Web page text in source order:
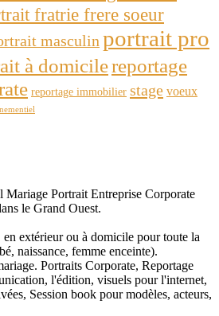
fratrie frere soeur
masculin portrait pro
à domicilereportage
reportage immobilier stage voeux
Mariage Portrait Entreprise Corporate
le Grand Ouest.
en extérieur ou à domicile pour toute la
naissance, femme enceinte).
Portraits Corporate, Reportage
l'édition, visuels pour l'internet,
Session book pour modèles, acteurs,